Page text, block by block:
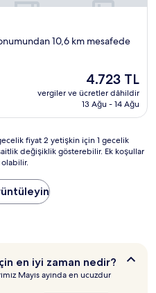
10,6 km mesafede
Güncel
fiyat:
4.723 TL
4.723 TL
vergiler ve ücretler dâhildir
13 Ağu - 14 Ağu
fiyat 2 yetişkin için 1 gecelik
değişiklik gösterebilir. Ek koşullar
en iyi zaman nedir?
Mayıs ayında en ucuzdur